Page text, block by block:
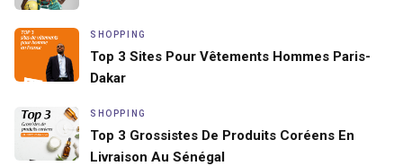
SHOPPING
Top 3 Sites Pour Vêtements Hommes Paris-
Dakar
SHOPPING
Top 3 Grossistes De Produits Coréens En
Livraison Au Sénégal